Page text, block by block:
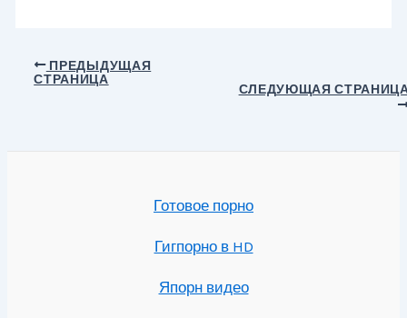
Навигация
ПРЕДЫДУЩАЯ
СТРАНИЦА
СЛЕДУЮЩАЯ
Готовое порно
Гигпорно в HD
Япорн видео